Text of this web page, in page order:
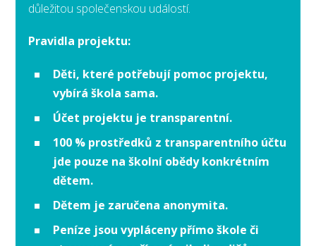
důležitou společenskou událostí.
Pravidla projektu:
Děti, které potřebují pomoc projektu,
vybírá škola sama.
Účet projektu je transparentní.
100 % prostředků z transparentního účtu
jde pouze na školní obědy konkrétním
dětem.
Dětem je zaručena anonymita.
Peníze jsou vypláceny přímo škole či